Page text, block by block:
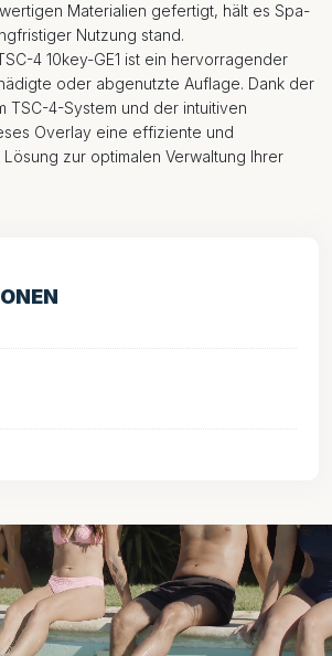
Materialien gefertigt, hält es Spa-
Nutzung stand.
4 10key-GE1 ist ein hervorragender
oder abgenutzte Auflage. Dank der
TSC-4-System und der intuitiven
Overlay eine effiziente und
zur optimalen Verwaltung Ihrer